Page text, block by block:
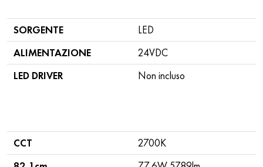
CCT
2700K
SORGENTE
LED
ALIMENTAZIONE
24VDC
LED DRIVER
Non incluso